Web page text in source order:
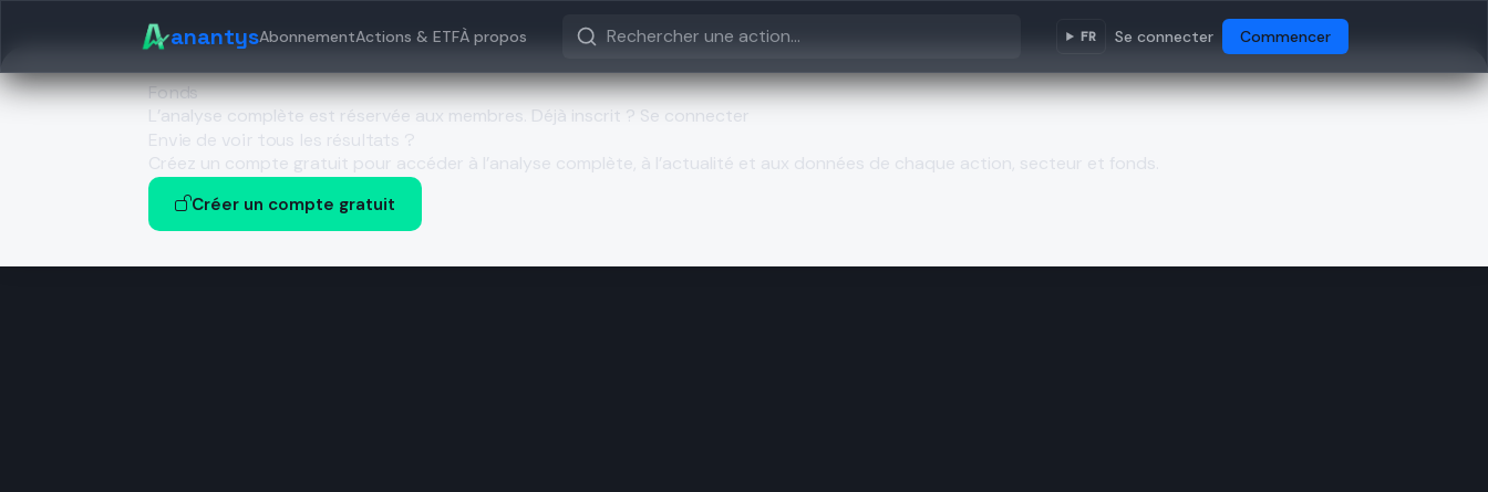
anantysAbonnementActions & ETFÀ propos FR Se connecter Commencer
Fonds
L’analyse complète est réservée aux membres. Déjà inscrit ? Se connecter
Envie de voir tous les résultats ?
Créez un compte gratuit pour accéder à l’analyse complète, à l’actualité et aux données de chaque action, secteur et fonds.
Créer un compte gratuit